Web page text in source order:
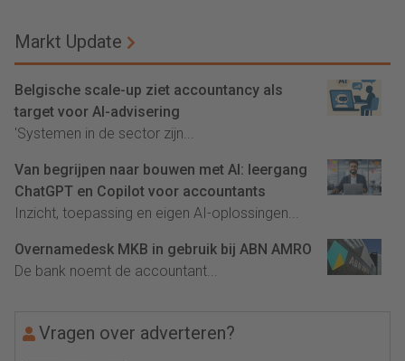
Markt Update
Belgische scale-up ziet accountancy als
target voor AI-advisering
'Systemen in de sector zijn...
Van begrijpen naar bouwen met AI: leergang
ChatGPT en Copilot voor accountants
Inzicht, toepassing en eigen AI-oplossingen...
Overnamedesk MKB in gebruik bij ABN AMRO
De bank noemt de accountant...
Vragen over adverteren?